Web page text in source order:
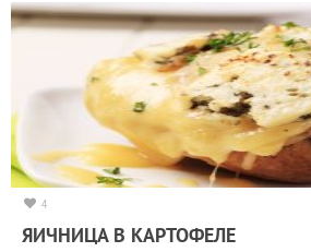
4
ЯИЧНИЦА В КАРТОФЕЛЕ